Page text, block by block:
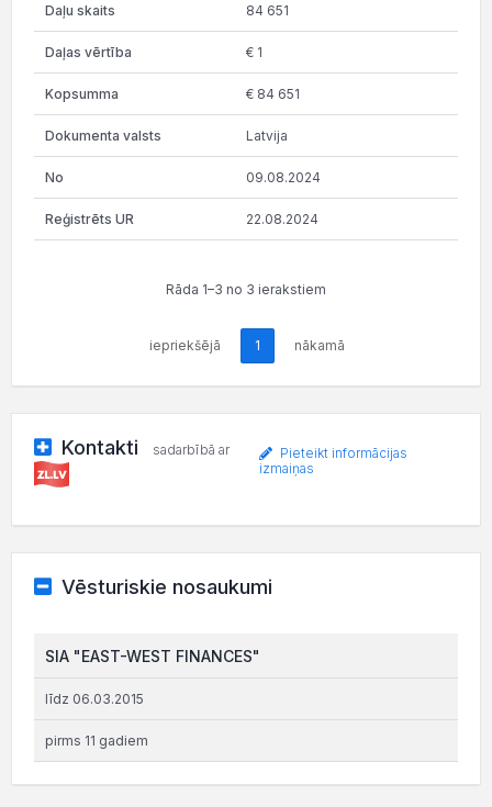
84 651
€ 1
€ 84 651
Latvija
09.08.2024
22.08.2024
Rāda 1–3 no 3 ierakstiem
iepriekšējā 1 nākamā
Kontakti sadarbībā ar
Pieteikt informācijas
izmaiņas
Vēsturiskie nosaukumi
SIA "EAST-WEST FINANCES"
līdz 06.03.2015
pirms 11 gadiem